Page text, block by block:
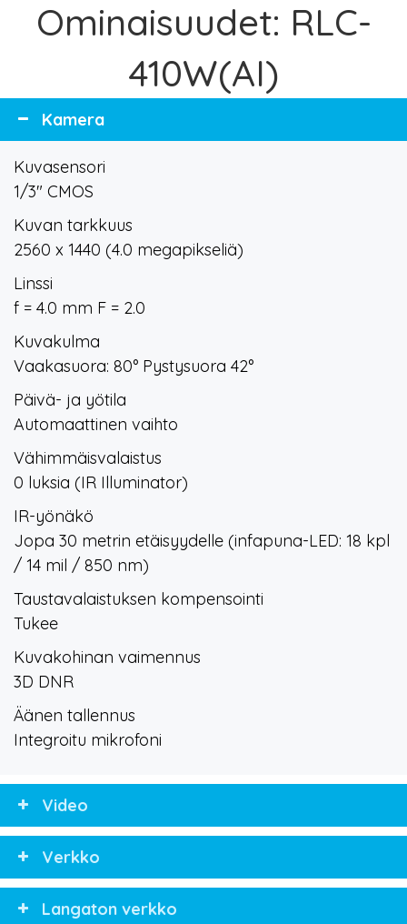
Ominaisuudet: RLC-
410W(AI)
Kamera
Kuvasensori
1/3" CMOS
Kuvan tarkkuus
2560 x 1440 (4.0 megapikseliä)
Linssi
f = 4.0 mm F = 2.0
Kuvakulma
Vaakasuora: 80° Pystysuora 42°
Päivä- ja yötila
Automaattinen vaihto
Vähimmäisvalaistus
0 luksia (IR Illuminator)
IR-yönäkö
Jopa 30 metrin etäisyydelle (infapuna-LED: 18 kpl
/ 14 mil / 850 nm)
Taustavalaistuksen kompensointi
Tukee
Kuvakohinan vaimennus
3D DNR
Äänen tallennus
Integroitu mikrofoni
Video
Verkko
Langaton verkko